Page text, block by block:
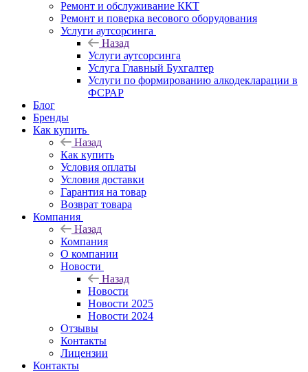
Ремонт и обслуживание ККТ
Ремонт и поверка весового оборудования
Услуги аутсорсинга
Назад
Услуги аутсорсинга
Услуга Главный Бухгалтер
Услуги по формированию алкодекларации в
ФСРАР
Блог
Бренды
Как купить
Назад
Как купить
Условия оплаты
Условия доставки
Гарантия на товар
Возврат товара
Компания
Назад
Компания
О компании
Новости
Назад
Новости
Новости 2025
Новости 2024
Отзывы
Контакты
Лицензии
Контакты